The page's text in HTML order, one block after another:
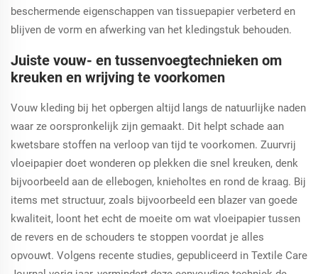
beschermende eigenschappen van tissuepapier verbeterd en
blijven de vorm en afwerking van het kledingstuk behouden.
Juiste vouw- en tussenvoegtechnieken om
kreuken en wrijving te voorkomen
Vouw kleding bij het opbergen altijd langs de natuurlijke naden
waar ze oorspronkelijk zijn gemaakt. Dit helpt schade aan
kwetsbare stoffen na verloop van tijd te voorkomen. Zuurvrij
vloeipapier doet wonderen op plekken die snel kreuken, denk
bijvoorbeeld aan de ellebogen, knieholtes en rond de kraag. Bij
items met structuur, zoals bijvoorbeeld een blazer van goede
kwaliteit, loont het echt de moeite om wat vloeipapier tussen
de revers en de schouders te stoppen voordat je alles
opvouwt. Volgens recente studies, gepubliceerd in Textile Care